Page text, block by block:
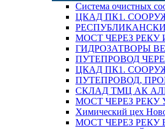
Система очистных
ЦКАД ПК1.
МОСТ ЧЕРЕЗ РЕКУ
ГИДРОЗАТВОРЫ
ПУТЕПРОВОД
ЦКАД ПК1.
ПУТЕПРОВОД,
СКЛАД ТМЦ АК
МОСТ ЧЕРЕЗ РЕКУ
Химический цех
МОСТ ЧЕРЕЗ РЕКУ